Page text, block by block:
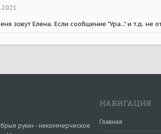
зовут Елена. Если сообщение "Ура..." и т.д.
руки» - некоммерческое
НАВИГАЦИЯ
Главная